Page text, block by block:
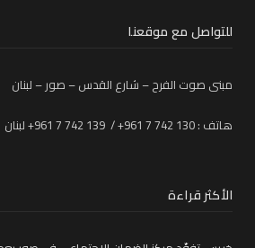
للتواصل مع موقعنا
مبنى صوت الفرح – شارع القدس – صور – لبنان
هاتف : 130 742 7 961+ / 139 742 7 961+ لبنان
الأكثر قراءة